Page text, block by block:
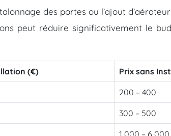
des portes ou l’ajout
peut réduire significativement le
(€) Prix sans
200 – 400
300 – 500
1 000 – 6 000